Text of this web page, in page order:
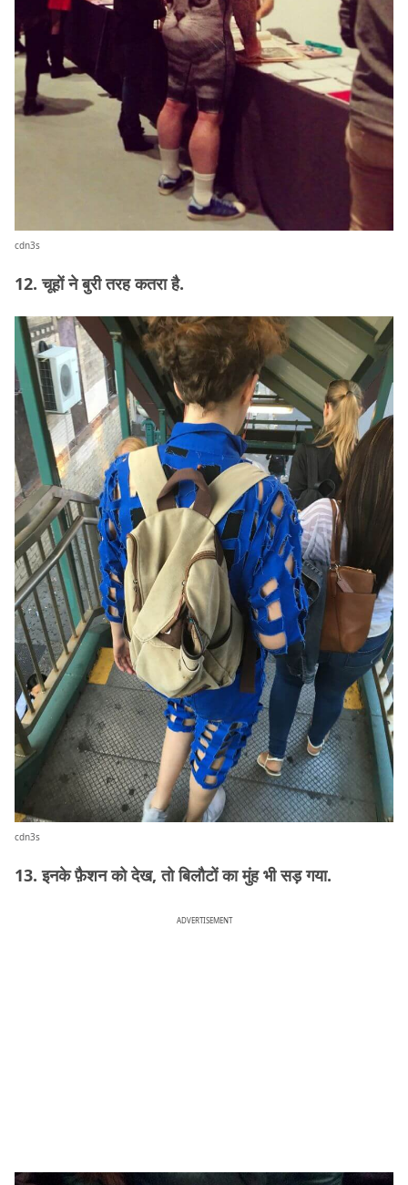
cdn3s
12. चूहों ने बुरी तरह कतरा है.
cdn3s
13. इनके फ़ैशन को देख, तो बिलौटों का मुंह भी सड़ गया.
ADVERTISEMENT